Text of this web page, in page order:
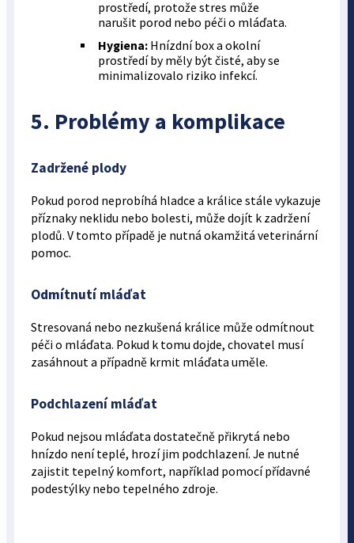
prostředí, protože stres může
narušit porod nebo péči o mláďata.
Hygiena:Hnízdní box a okolní
prostředí by měly být čisté, aby se
minimalizovalo riziko infekcí.
5. Problémy a komplikace
Zadržené plody
Pokud porod neprobíhá hladce a králice stále vykazuje
příznaky neklidu nebo bolesti, může dojít k zadržení
plodů. V tomto případě je nutná okamžitá veterinární
pomoc.
Odmítnutí mláďat
Stresovaná nebo nezkušená králice může odmítnout
péči o mláďata. Pokud k tomu dojde, chovatel musí
zasáhnout a případně krmit mláďata uměle.
Podchlazení mláďat
Pokud nejsou mláďata dostatečně přikrytá nebo
hnízdo není teplé, hrozí jim podchlazení. Je nutné
zajistit tepelný komfort, například pomocí přídavné
podestýlky nebo tepelného zdroje.